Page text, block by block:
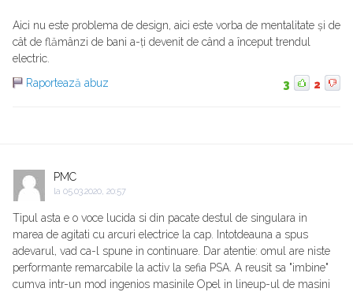
Aici nu este problema de design, aici este vorba de mentalitate și de
cât de flămânzi de bani a-ți devenit de când a început trendul
electric.
Raportează abuz
3 2
PMC
la 05.03.2020, 20:57
Tipul asta e o voce lucida si din pacate destul de singulara in
marea de agitati cu arcuri electrice la cap. Intotdeauna a spus
adevarul, vad ca-l spune in continuare. Dar atentie: omul are niste
performante remarcabile la activ la sefia PSA. A reusit sa "imbine"
cumva intr-un mod ingenios masinile Opel in lineup-ul de masini